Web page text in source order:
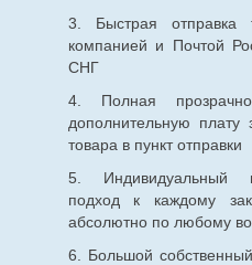
3. Быстрая отправка
компанией и Почтой
СНГ
4. Полная
дополнительную плату
товара в пункт отправки
5. Индивидуальный
подход к каждому
абсолютно по любому
6. Большой